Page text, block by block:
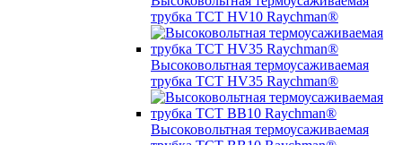
трубка TCT HV10 Raychman®
Высоковольтная термоусаживаемая
трубка TCT HV35 Raychman®
Высоковольтная термоусаживаемая